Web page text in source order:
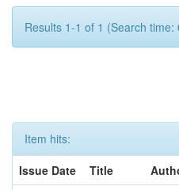
Results 1-1 of 1 (Search time:
Item hits:
Issue Date
Title